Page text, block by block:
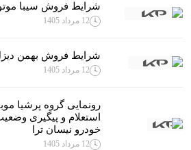
شرایط فروش سیبا موتور +
12 مرداد 1405
شرایط فروش بهمن دیزل +
12 مرداد 1405
رونمایی گروه پرشیا
استعلام و پیگیری
خودرو نیسان ترا
12 مرداد 1405